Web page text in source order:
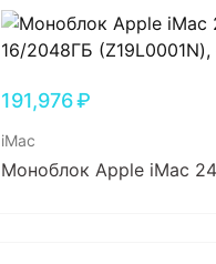
191,976₽
iMac
Моноблок Apple iMac